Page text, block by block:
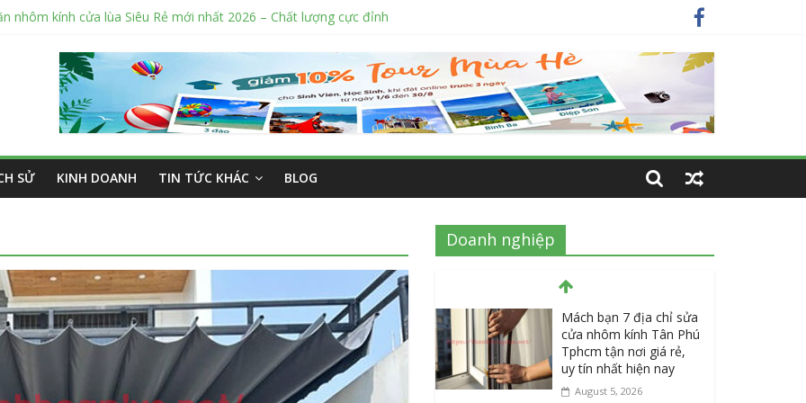
sửa cửa nhôm kính Tân Phú Tphcm tận nơi giá rẻ, uy tín nhất hiện nay
nắng ngoài trời sân trường siêu bền được các trường sử dụng nhiều nhất
bán tập vở học sinh giá sỉ tại Tphcm uy tín được đánh giá High
SỬ KINH DOANH TIN TỨC KHÁC BLOG
Doanh nghiệp
Mách bạn 7 địa chỉ sửa
cửa nhôm kính Tân Phú
Tphcm tận nơi giá rẻ,
uy tín nhất hiện nay
August 5, 2026